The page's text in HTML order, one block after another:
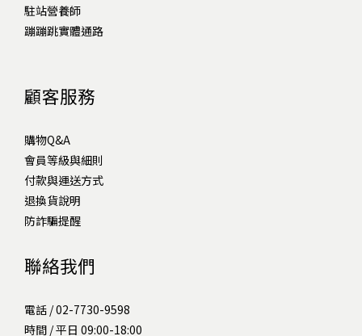
駐站營養師
蹦蹦跳實體通路
顧客服務
購物Q&A
會員等級與細則
付款與運送方式
退換貨說明
防詐騙提醒
聯絡我們
電話 / 02-7730-9598
時間 / 平日 09:00-18:00